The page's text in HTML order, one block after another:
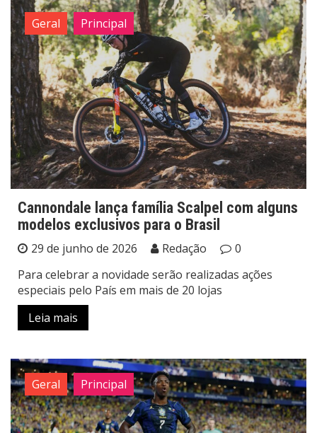
Geral Principal
Cannondale lança família Scalpel com alguns
modelos exclusivos para o Brasil
29 de junho de 2026 Redação
0
Para celebrar a novidade serão realizadas ações
especiais pelo País em mais de 20 lojas
Leia mais
Geral Principal